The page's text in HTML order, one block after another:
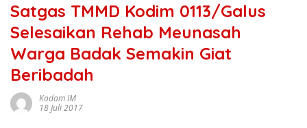
Satgas TMMD Kodim 0113/Galus
Selesaikan Rehab Meunasah
Warga Badak Semakin Giat
Beribadah
Kodam IM
18 Juli 2017